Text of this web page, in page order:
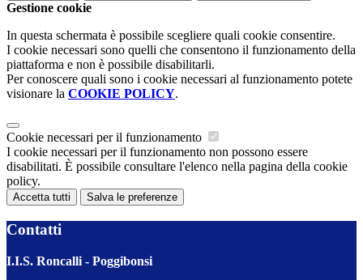
Gestione cookie
In questa schermata è possibile scegliere quali cookie consentire.
I cookie necessari sono quelli che consentono il funzionamento della
piattaforma e non è possibile disabilitarli.
Per conoscere quali sono i cookie necessari al funzionamento potete
visionare la COOKIE POLICY.
Cookie necessari per il funzionamento
I cookie necessari per il funzionamento non possono essere
disabilitati. È possibile consultare l'elenco nella pagina della cookie
policy.
Accetta tutti Salva le preferenze
Contatti
I.I.S. Roncalli - Poggibonsi